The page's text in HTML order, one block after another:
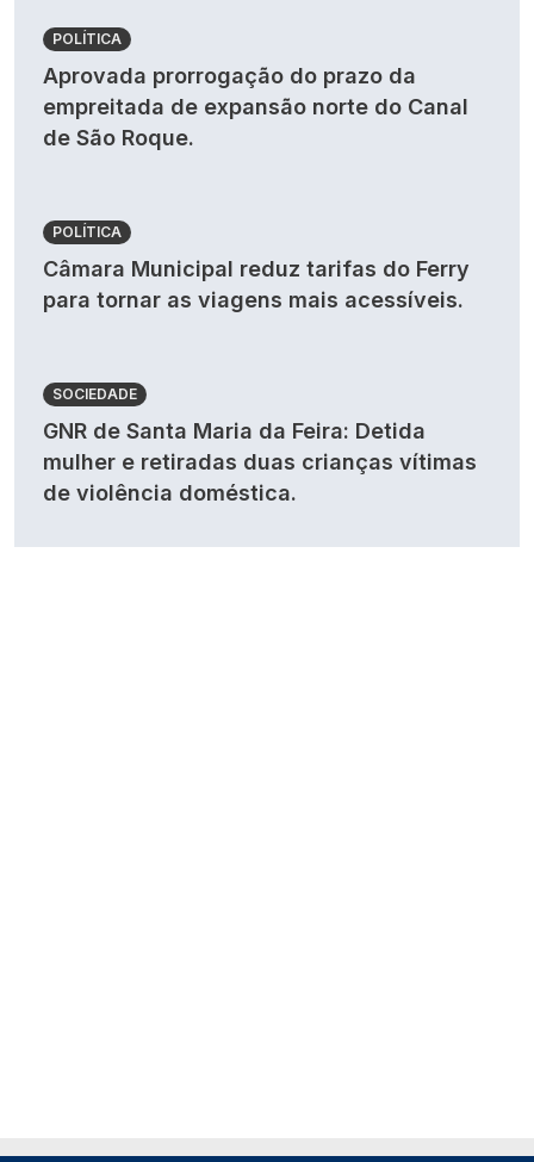
POLÍTICA
Aprovada prorrogação do prazo da
empreitada de expansão norte do Canal
de São Roque.
POLÍTICA
Câmara Municipal reduz tarifas do Ferry
para tornar as viagens mais acessíveis.
SOCIEDADE
GNR de Santa Maria da Feira: Detida
mulher e retiradas duas crianças vítimas
de violência doméstica.